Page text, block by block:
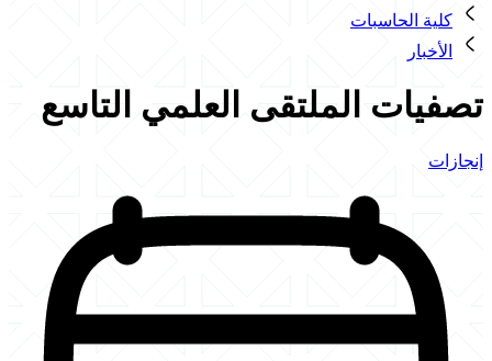
كلية الحاسبات
الأخبار
تصفيات الملتقى العلمي التاسع
إنجازات